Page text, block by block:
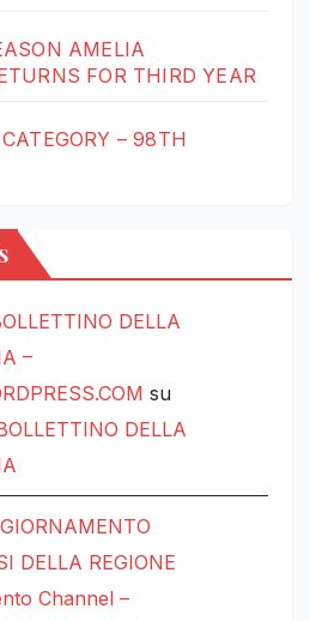
AMELIA
FOR THIRD YEAR
– 98TH
DELLA
–
su
DELLA
DELLA REGIONE
Channel –